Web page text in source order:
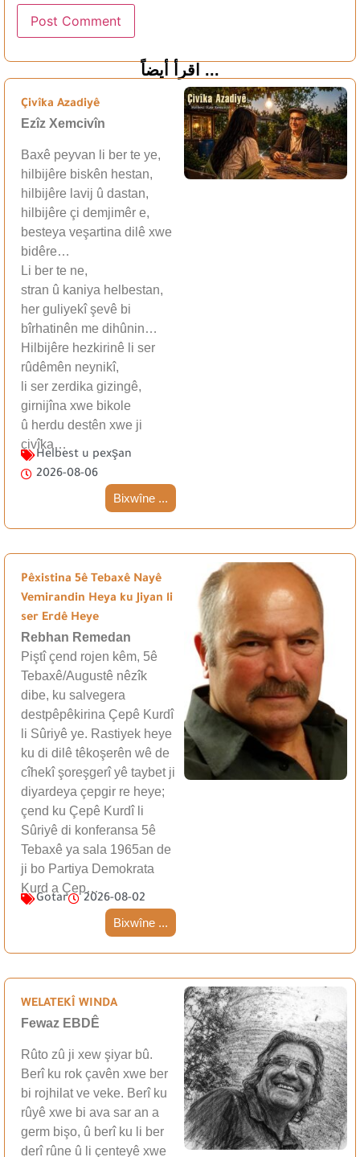
اقرأ أيضاً ...
Çivîka Azadiyê
Ezîz Xemcivîn
Baxê peyvan li ber te ye,
hilbijêre biskên hestan,
hilbijêre lavij û dastan,
hilbijêre çi demjimêr e,
besteya veşartina dilê xwe
bidêre…
Li ber te ne,
stran û kaniya helbestan,
her guliyekî şevê bi
bîrhatinên me dihûnin…
Hilbijêre hezkirinê li ser
rûdêmên neynikî,
li ser zerdika gizingê,
girnijîna xwe bikole
û herdu destên xwe ji
çivîka…
Helbest u pexşan
2026-08-06
Bixwîne ...
Pêxistina 5ê Tebaxê Nayê
Vemirandin Heya ku Jiyan li
ser Erdê Heye
Rebhan Remedan
Piştî çend rojen kêm, 5ê
Tebaxê/Augustê nêzîk
dibe, ku salvegera
destpêpêkirina Çepê Kurdî
li Sûriyê ye. Rastiyek heye
ku di dilê têkoşerên wê de
cîhekî şoreşgerî yê taybet ji
diyardeya çepgir re heye;
çend ku Çepê Kurdî li
Sûriyê di konferansa 5ê
Tebaxê ya sala 1965an de
ji bo Partiya Demokrata
Kurd a Çep…
Gotar 2026-08-02
Bixwîne ...
WELATEKÎ WINDA
Fewaz EBDÊ
Rûto zû ji xew şiyar bû.
Berî ku rok çavên xwe ber
bi rojhilat ve veke. Berî ku
rûyê xwe bi ava sar an a
germ bişo, û berî ku li ber
derî rûne û li çenteyê xwe